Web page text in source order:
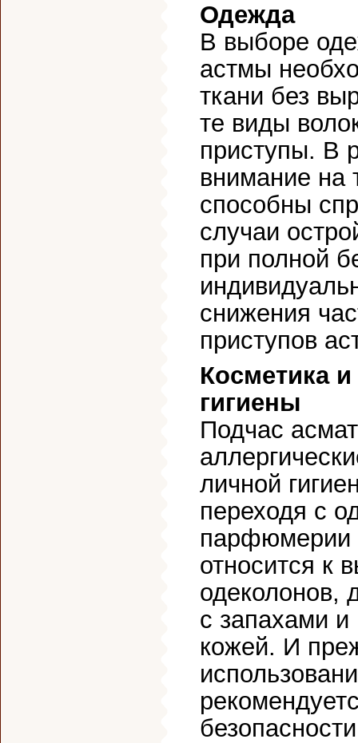
Одежда
В выборе
астмы
ткани без
те виды
приступы. В
внимание на
способны
случаи
при полной
снижения
приступов
Косметика
гигиены
Подчас
личной
переходя с
парфюмерии
относится к
одеколонов,
с запахами и
кожей. И